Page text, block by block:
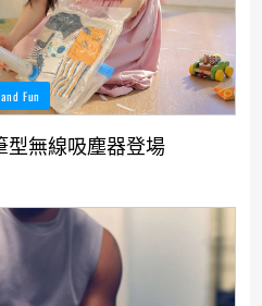
Fun
型無線吸塵器登場